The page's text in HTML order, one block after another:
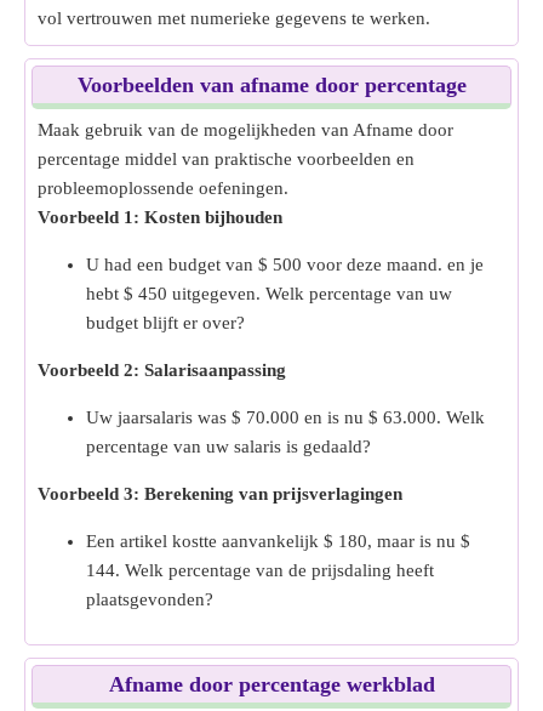
vol vertrouwen met numerieke gegevens te werken.
Voorbeelden van afname door percentage
Maak gebruik van de mogelijkheden van Afname door
percentage middel van praktische voorbeelden en
probleemoplossende oefeningen.
Voorbeeld 1: Kosten bijhouden
U had een budget van $ 500 voor deze maand. en je
hebt $ 450 uitgegeven. Welk percentage van uw
budget blijft er over?
Voorbeeld 2: Salarisaanpassing
Uw jaarsalaris was $ 70.000 en is nu $ 63.000. Welk
percentage van uw salaris is gedaald?
Voorbeeld 3: Berekening van prijsverlagingen
Een artikel kostte aanvankelijk $ 180, maar is nu $
144. Welk percentage van de prijsdaling heeft
plaatsgevonden?
Afname door percentage werkblad